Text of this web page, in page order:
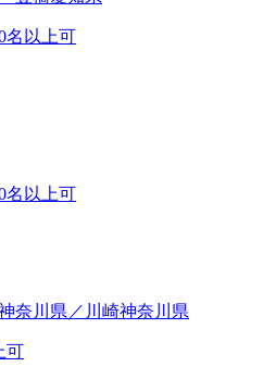
名以上可
名以上可
奈川県／川崎神奈川県
可